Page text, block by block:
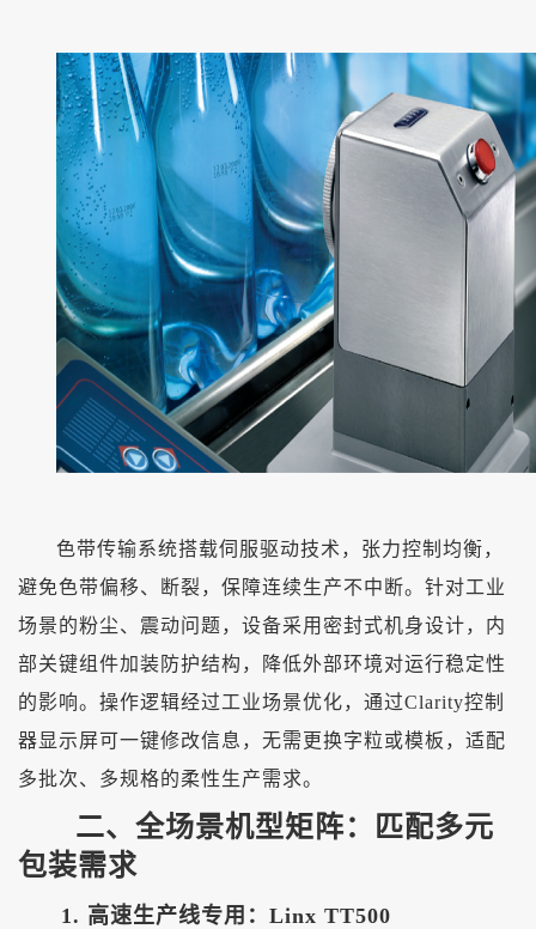
色带传输系统搭载伺服驱动技术，张力控制均衡，
避免色带偏移、断裂，保障连续生产不中断。针对工业
场景的粉尘、震动问题，设备采用密封式机身设计，内
部关键组件加装防护结构，降低外部环境对运行稳定性
的影响。操作逻辑经过工业场景优化，通过Clarity控制
器显示屏可一键修改信息，无需更换字粒或模板，适配
多批次、多规格的柔性生产需求。
二、全场景机型矩阵：匹配多元
包装需求
1. 高速生产线专用：Linx TT500